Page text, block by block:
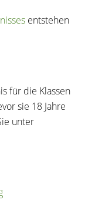
entstehen
für die Klassen
sie 18 Jahre
unter